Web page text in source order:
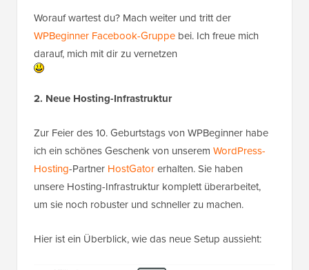
Worauf wartest du? Mach weiter und tritt der
WPBeginner Facebook-Gruppe bei. Ich freue mich
darauf, mich mit dir zu vernetzen
2. Neue Hosting-Infrastruktur
Zur Feier des 10. Geburtstags von WPBeginner habe
ich ein schönes Geschenk von unserem WordPress-
Hosting-Partner HostGatorerhalten. Sie haben
unsere Hosting-Infrastruktur komplett überarbeitet,
um sie noch robuster und schneller zu machen.
Hier ist ein Überblick, wie das neue Setup aussieht: